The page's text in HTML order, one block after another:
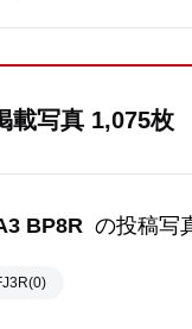
写真 1,075枚
BP8R の投稿写